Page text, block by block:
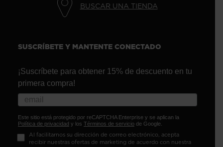
BUSCAR UNA TIENDA
SUSCRÍBETE Y MANTENTE CONECTADO
¡Suscríbete para obtener 15% de descuento en tu
primera compra!
Este sitio está protegido por reCAPTCHA Enterprise y se aplican la
Política de privacidad y los Términos de servicio de Google.
Al facilitarnos su dirección de correo electrónico, acepta
recibir nuestras ofertas de marketing de acuerdo con nuestra